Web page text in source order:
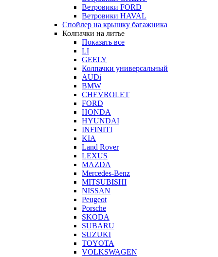
Ветровики FORD
Ветровики HAVAL
Спойлер на крышку багажника
Колпачки на литье
Показать все
LI
GEELY
Колпачки универсальный
AUDi
BMW
CHEVROLET
FORD
HONDA
HYUNDAI
INFINITI
KIA
Land Rover
LEXUS
MAZDA
Mercedes-Benz
MITSUBISHI
NISSAN
Peugeot
Porsche
SKODA
SUBARU
SUZUKI
TOYOTA
VOLKSWAGEN